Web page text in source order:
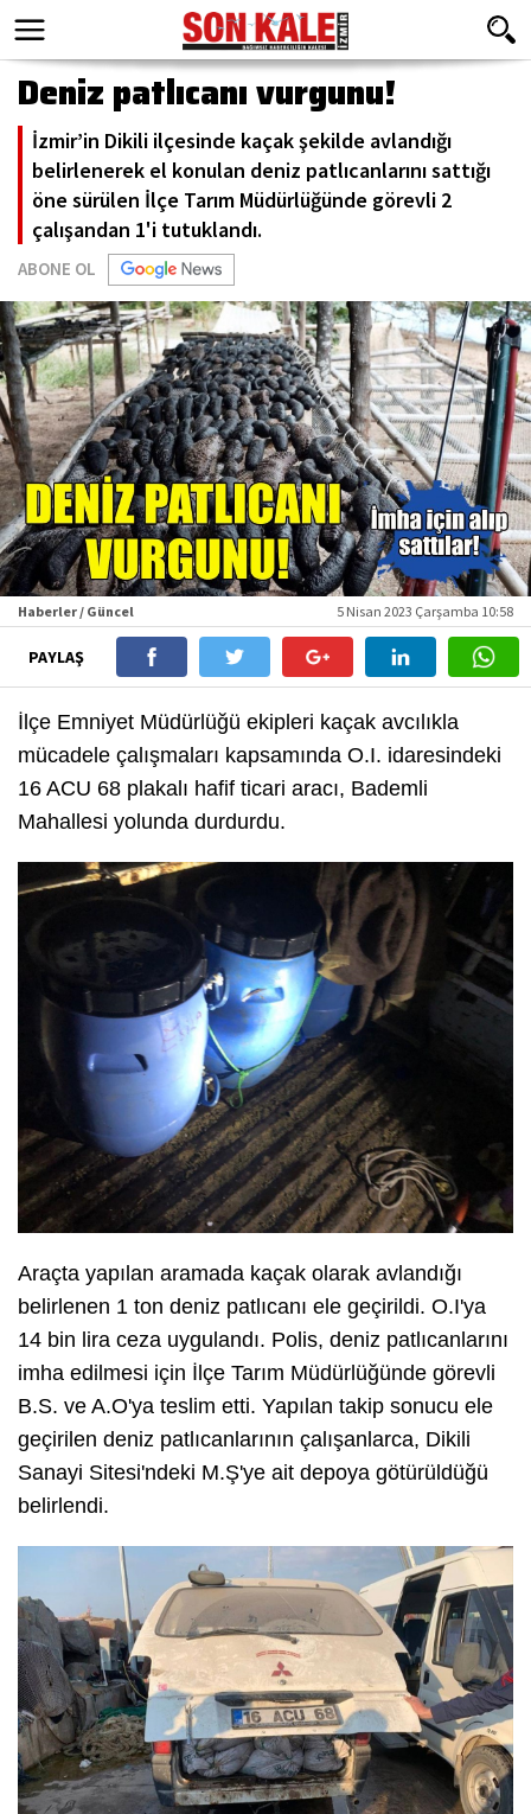
Deniz patlıcanı vurgunu!
İzmir’in Dikili ilçesinde kaçak şekilde avlandığı
belirlenerek el konulan deniz patlıcanlarını sattığı
öne sürülen İlçe Tarım Müdürlüğünde görevli 2
çalışandan 1'i tutuklandı.
ABONE OL
Haberler / Güncel 5 Nisan 2023 Çarşamba 10:58
PAYLAŞ
İlçe Emniyet Müdürlüğü ekipleri kaçak avcılıkla
mücadele çalışmaları kapsamında O.I. idaresindeki
16 ACU 68 plakalı hafif ticari aracı, Bademli
Mahallesi yolunda durdurdu.
Araçta yapılan aramada kaçak olarak avlandığı
belirlenen 1 ton deniz patlıcanı ele geçirildi. O.I'ya
14 bin lira ceza uygulandı. Polis, deniz patlıcanlarını
imha edilmesi için İlçe Tarım Müdürlüğünde görevli
B.S. ve A.O'ya teslim etti. Yapılan takip sonucu ele
geçirilen deniz patlıcanlarının çalışanlarca, Dikili
Sanayi Sitesi'ndeki M.Ş'ye ait depoya götürüldüğü
belirlendi.